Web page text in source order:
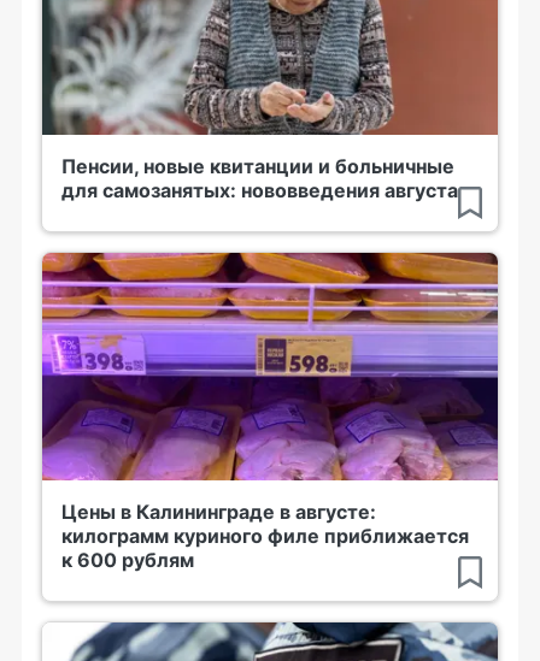
Пенсии, новые квитанции и больничные
для самозанятых: нововведения августа
Цены в Калининграде в августе:
килограмм куриного филе приближается
к 600 рублям